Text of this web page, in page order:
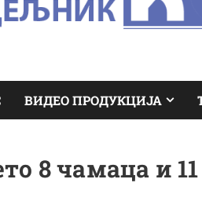
ВИДЕО ПРОДУКЦИЈА
8 чамаца и 11